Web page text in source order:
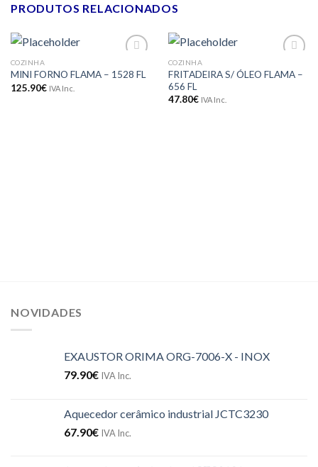
PRODUTOS RELACIONADOS
aos meus
COZINHA
MINI FORNO FLAMA – 1528 FL
125.90€ IVA Inc.
aos meus
COZINHA
FRITADEIRA S/ ÓLEO FLAMA –
656 FL
47.80€ IVA Inc.
NOVIDADES
EXAUSTOR ORIMA ORG-7006-X - INOX
79.90€ IVA Inc.
Aquecedor cerâmico industrial JCTC3230
67.90€ IVA Inc.